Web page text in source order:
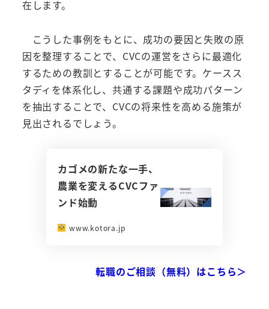
在します。
こうした事例をもとに、成功の要因と失敗の原
因を整理することで、CVCの運営をさらに最適化
するための教訓とすることが可能です。ケースス
タディを体系化し、共通する課題や成功パターン
を抽出することで、CVCの将来性を高める施策が
見出されるでしょう。
カゴメの新たな一手、
農業を変えるCVCファ
ンド始動
www.kotora.jp
転職のご相談（無料）はこちら＞